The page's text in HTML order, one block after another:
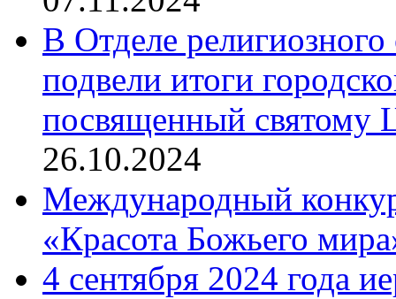
В Отделе религиозного
подвели итоги
посвященный святому
26.10.2024
Международный
«Красота Божьего
4 сентября 2024 года